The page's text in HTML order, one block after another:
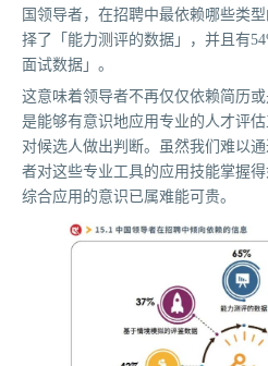
国领导者，在招聘中最依赖哪些类
择了「能力测评的数据」，并且有
面试数据」。
这意味着领导者不再仅仅依赖简历
是能够有意识地应用专业的人才评
对候选人做出判断。虽然我们难以
者对这些专业工具的应用技能掌握
综合应用的意识已属难能可贵。